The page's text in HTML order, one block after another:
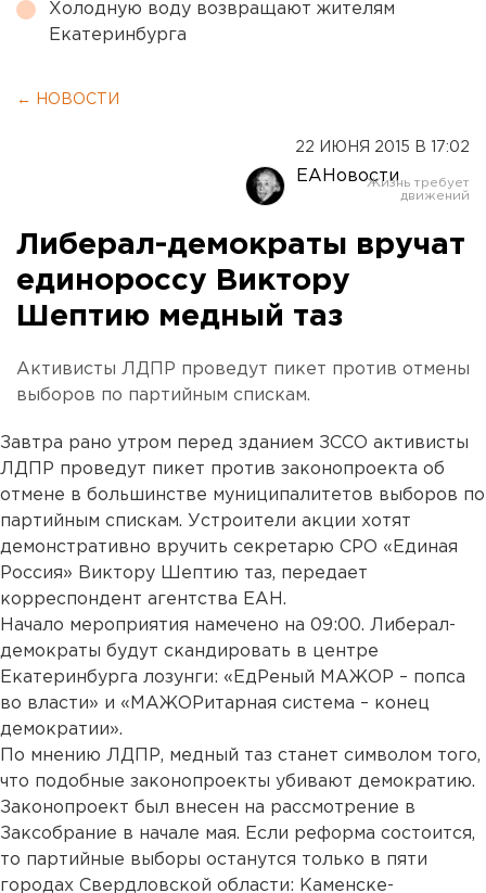
Холодную воду возвращают жителям
Екатеринбурга
← НОВОСТИ
22 ИЮНЯ 2015 В 17:02
ЕАНовости
Либерал-демократы вручат
единороссу Виктору
Шептию медный таз
Активисты ЛДПР проведут пикет против отмены
выборов по партийным спискам.
Завтра рано утром перед зданием ЗССО активисты
ЛДПР проведут пикет против законопроекта об
отмене в большинстве муниципалитетов выборов по
партийным спискам. Устроители акции хотят
демонстративно вручить секретарю СРО «Единая
Россия» Виктору Шептию таз, передает
корреспондент агентства ЕАН.
Начало мероприятия намечено на 09:00. Либерал-
демократы будут скандировать в центре
Екатеринбурга лозунги: «ЕдРеный МАЖОР – попса
во власти» и «МАЖОРитарная система – конец
демократии».
По мнению ЛДПР, медный таз станет символом того,
что подобные законопроекты убивают демократию.
Законопроект был внесен на рассмотрение в
Заксобрание в начале мая. Если реформа состоится,
то партийные выборы останутся только в пяти
городах Свердловской области: Каменске-